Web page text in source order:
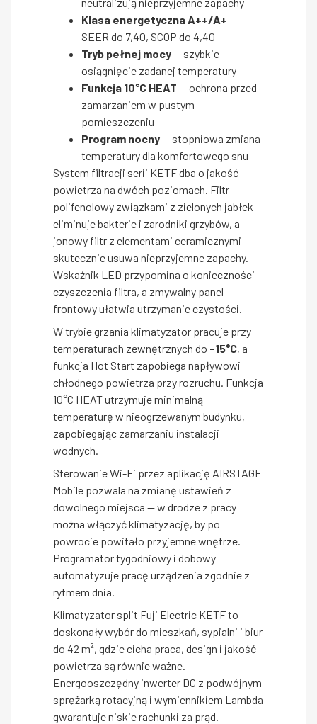
Klasa energetyczna A++/A+ —
SEER do 7,40, SCOP do 4,40
Tryb pełnej mocy— szybkie
osiągnięcie zadanej temperatury
Funkcja 10°C HEAT — ochrona przed
zamarzaniem w pustym
pomieszczeniu
Program nocny— stopniowa zmiana
temperatury dla komfortowego snu
System filtracji serii KETF dba o jakość
powietrza na dwóch poziomach. Filtr
polifenolowy związkami z zielonych jabłek
eliminuje bakterie i zarodniki grzybów, a
jonowy filtr z elementami ceramicznymi
skutecznie usuwa nieprzyjemne zapachy.
Wskaźnik LED przypomina o konieczności
czyszczenia filtra, a zmywalny panel
frontowy ułatwia utrzymanie czystości.
W trybie grzania klimatyzator pracuje przy
temperaturach zewnętrznych do -15°C, a
funkcja Hot Start zapobiega napływowi
chłodnego powietrza przy rozruchu. Funkcja
10°C HEAT utrzymuje minimalną
temperaturę w nieogrzewanym budynku,
zapobiegając zamarzaniu instalacji
wodnych.
Sterowanie Wi-Fi przez aplikację AIRSTAGE
Mobile pozwala na zmianę ustawień z
dowolnego miejsca — w drodze z pracy
można włączyć klimatyzację, by po
powrocie powitało przyjemne wnętrze.
Programator tygodniowy i dobowy
automatyzuje pracę urządzenia zgodnie z
rytmem dnia.
Klimatyzator split Fuji Electric KETF to
doskonały wybór do mieszkań, sypialni i biur
do 42 m², gdzie cicha praca, design i jakość
powietrza są równie ważne.
Energooszczędny inwerter DC z podwójnym
sprężarką rotacyjną i wymiennikiem Lambda
gwarantuje niskie rachunki za prąd.